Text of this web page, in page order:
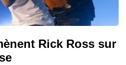
Rick Ross sur